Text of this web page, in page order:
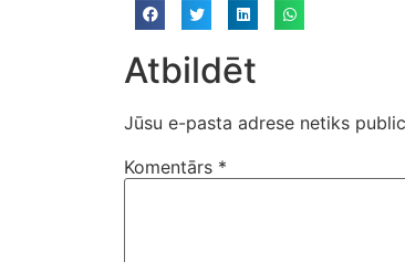
Atbildēt
Jūsu e-pasta adrese netiks
Komentārs *